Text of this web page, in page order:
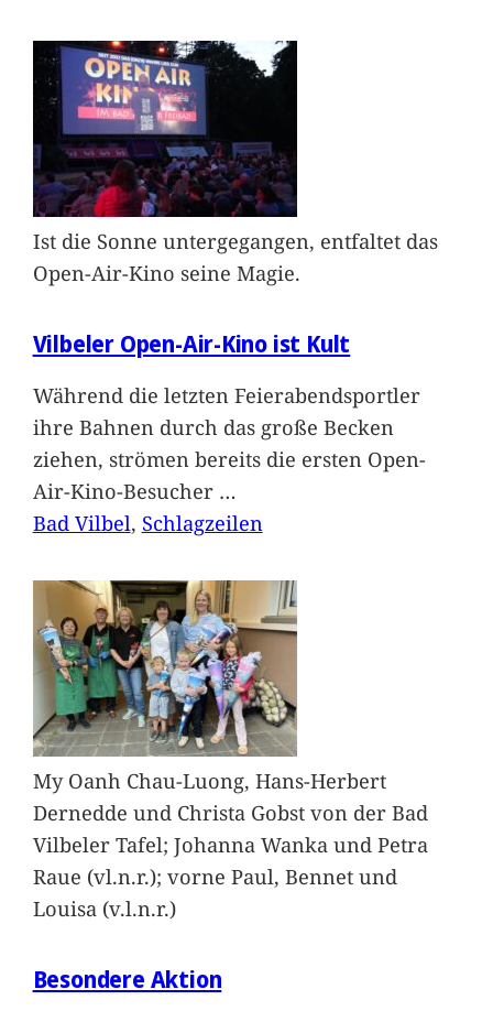
Ist die Sonne untergegangen, entfaltet das
Open-Air-Kino seine Magie.
Vilbeler Open-Air-Kino ist Kult
Während die letzten Feierabendsportler
ihre Bahnen durch das große Becken
ziehen, strömen bereits die ersten Open-
Air-Kino-Besucher …
Bad Vilbel, Schlagzeilen
My Oanh Chau-Luong, Hans-Herbert
Dernedde und Christa Gobst von der Bad
Vilbeler Tafel; Johanna Wanka und Petra
Raue (vl.n.r.); vorne Paul, Bennet und
Louisa (v.l.n.r.)
Besondere Aktion